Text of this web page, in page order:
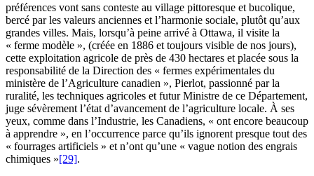
préférences vont sans conteste au village pittoresque et bucolique,
bercé par les valeurs anciennes et l’harmonie sociale, plutôt qu’aux
grandes villes. Mais, lorsqu’à peine arrivé à Ottawa, il visite la
« ferme modèle », (créée en 1886 et toujours visible de nos jours),
cette exploitation agricole de près de 430 hectares et placée sous la
responsabilité de la Direction des « fermes expérimentales du
ministère de l’Agriculture canadien », Pierlot, passionné par la
ruralité, les techniques agricoles et futur Ministre de ce Département,
juge sévèrement l’état d’avancement de l’agriculture locale. À ses
yeux, comme dans l’Industrie, les Canadiens, « ont encore beaucoup
à apprendre », en l’occurrence parce qu’ils ignorent presque tout des
« fourrages artificiels » et n’ont qu’une « vague notion des engrais
chimiques »[29].